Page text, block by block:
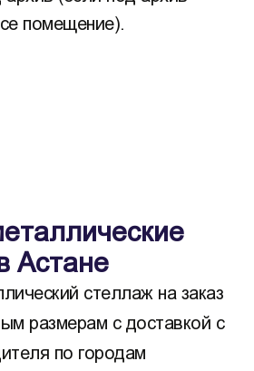
помещение).
Астане
стеллаж на заказ
размерам с доставкой с
по городам